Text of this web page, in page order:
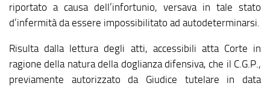
riportato a causa dell’infortunio, versava in tale stato
d’infermità da essere impossibilitato ad autodeterminarsi.
Risulta dalla lettura degli atti, accessibili atta Corte in
ragione della natura della doglianza difensiva, che il C.G.P.,
previamente autorizzato da Giudice tutelare in data